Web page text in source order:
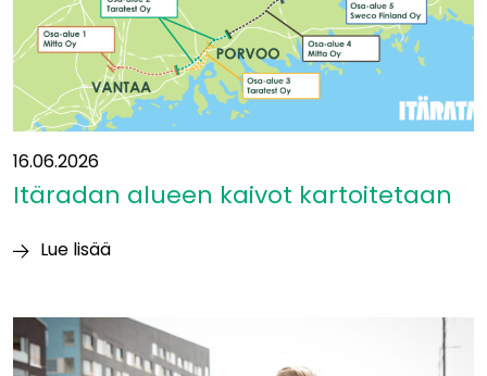
16.06.2026
Itäradan alueen kaivot kartoitetaan
Lue lisää
kartoitetaan